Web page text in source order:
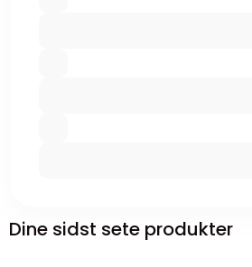
Dine sidst sete produkter